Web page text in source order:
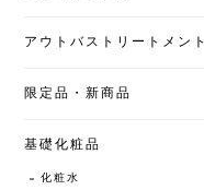
アウトバストリートメント
限定品・新商品
基礎化粧品
化粧水